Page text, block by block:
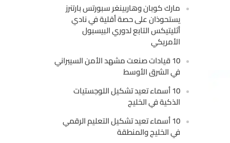
مارك كوبان وهاربينغر سبورتس بارتنرز
يستحوذان على حصة أقلية في نادي
أثليتيكس التابع لدوري البيسبول
الأمريكي
10 قيادات صنعت مشهد الأمن السيبراني
في الشرق الأوسط
10 أسماء تعيد تشكيل اللوجستيات
الذكية في الخليج
10 أسماء تعيد تشكيل التعليم الرقمي
في الخليج والمنطقة